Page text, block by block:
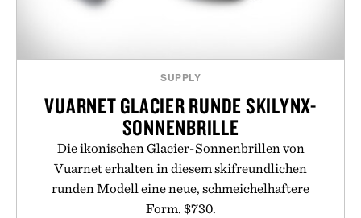
SUPPLY
VUARNET GLACIER RUNDE SKILYNX-
SONNENBRILLE
Die ikonischen Glacier-Sonnenbrillen von
Vuarnet erhalten in diesem skifreundlichen
runden Modell eine neue, schmeichelhaftere
Form. $730.